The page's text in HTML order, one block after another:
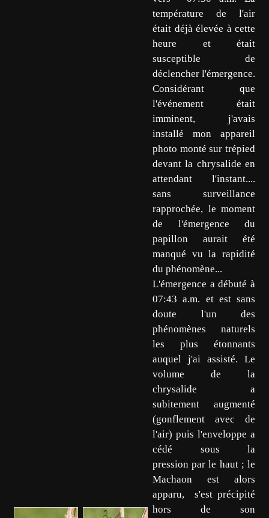
température de l'air
était déjà élevée à cette
heure et était
susceptible de
déclencher l'émergence.
Considérant que
l'événement était
imminent, j'avais
installé mon appareil
photo monté sur trépied
devant la chrysalide en
attendant l'instant....
sans surveillance
rapprochée, le moment
de l'émergence du
papillon aurait été
manqué vu la rapidité
du phénomène...
L'émergence a débuté à
07:43 a.m. et est sans
doute l'un des
phénomènes naturels
les plus étonnants
auquel j'ai assisté. Le
volume de la
chrysalide a
subitement augmenté
(gonflement avec de
l'air) puis l'enveloppe a
cédé sous la
pression par le haut ; le
Machaon est alors
apparu, s'est précipité
hors de son